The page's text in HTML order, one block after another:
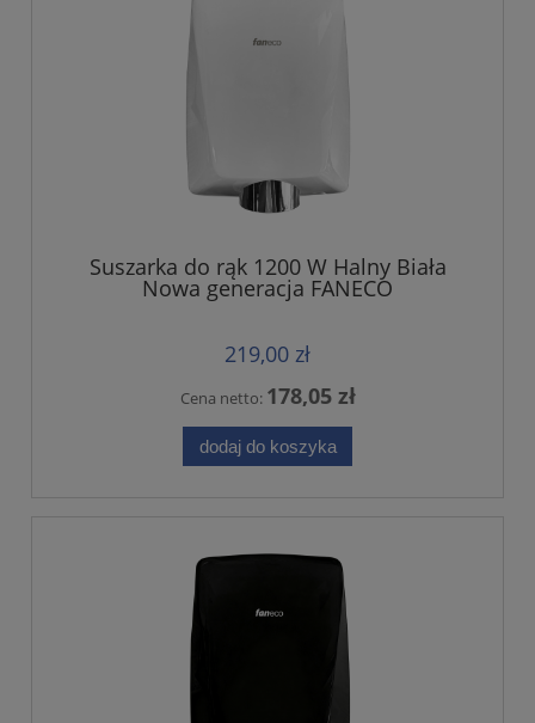
Suszarka do rąk 1200 W Halny Biała
Nowa generacja FANECO
219,00 zł
Cena netto: 178,05 zł
dodaj do koszyka